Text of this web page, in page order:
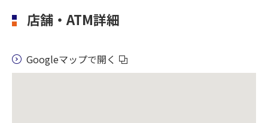
店舗・ATM詳細
Googleマップで開く